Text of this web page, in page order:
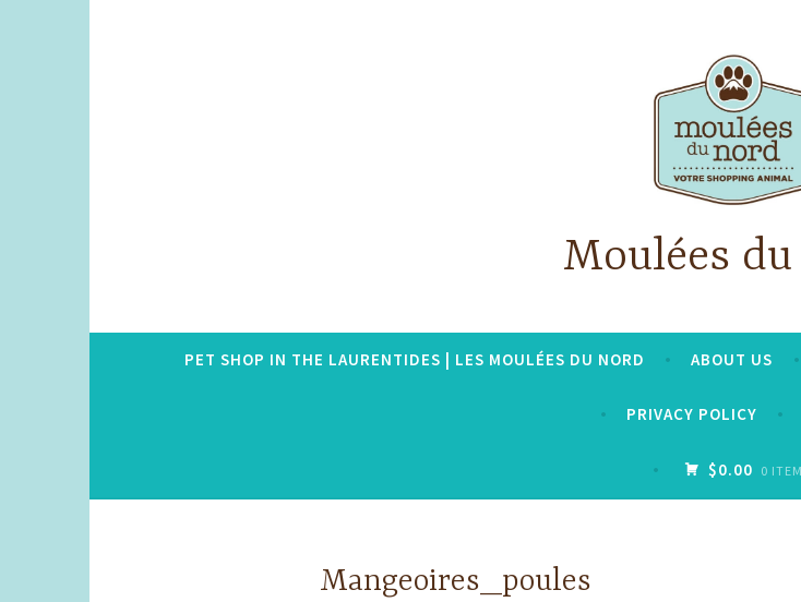
Moulées
PET SHOP IN THE LAURENTIDES | LES MOULÉES DU NORD ABOUT US
PRIVACY POLICY
$0.00 0
Mangeoires_poules